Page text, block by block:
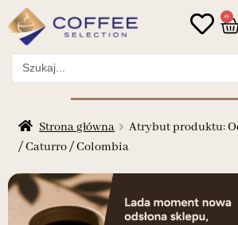
0
Search
for:
Strona główna Atrybut produktu:
/ Caturro / Colombia